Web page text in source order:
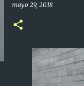
mayo 29, 2018